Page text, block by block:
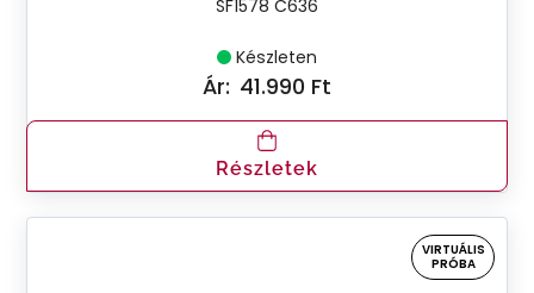
SF1578 C636
Készleten
Ár: 41.990 Ft
Részletek
VIRTUÁLIS
PRÓBA